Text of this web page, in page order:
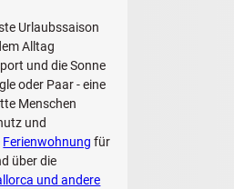
Urlaubssaison
Alltag
und die Sonne
oder Paar - eine
Menschen
und
Ferienwohnung für
über die
und andere